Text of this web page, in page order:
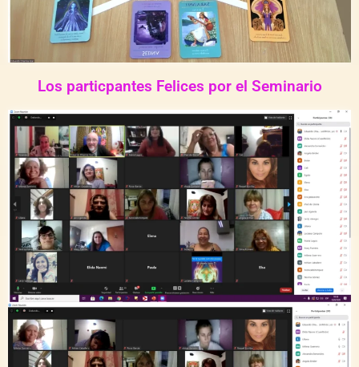
Los particpantes Felices por el Seminario